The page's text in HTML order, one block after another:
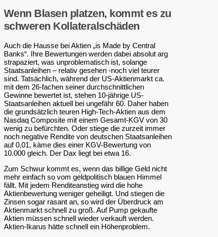
Wenn Blasen platzen, kommt es zu
schweren Kollateralschäden
Auch die Hausse bei Aktien „is Made by Central
Banks“. Ihre Bewertungen werden dabei absolut arg
strapaziert, was unproblematisch ist, solange
Staatsanleihen – relativ gesehen -noch viel teurer
sind. Tatsächlich, während der US-Aktienmarkt ca.
mit dem 26-fachen seiner durchschnittlichen
Gewinne bewertet ist, stehen 10-jährige US-
Staatsanleihen aktuell bei ungefähr 60. Daher haben
die grundsätzlich teuren High-Tech-Aktien aus dem
Nasdaq Composite mit einem Gesamt-KGV von 30
wenig zu befürchten. Oder stiege die zurzeit immer
noch negative Rendite von deutschen Staatsanleihen
auf 0,01, käme dies einer KGV-Bewertung von
10.000 gleich. Der Dax liegt bei etwa 16.
Zum Schwur kommt es, wenn das billige Geld nicht
mehr einfach so vom geldpolitisch blauen Himmel
fällt. Mit jedem Renditeanstieg wird die hohe
Aktienbewertung weniger geheiligt. Und stiegen die
Zinsen sogar rasant an, so wird der Überdruck am
Aktienmarkt schnell zu groß. Auf Pump gekaufte
Aktien müssen schnell wieder verkauft werden.
Aktien-Ikarus hätte schnell ein Höhenproblem.